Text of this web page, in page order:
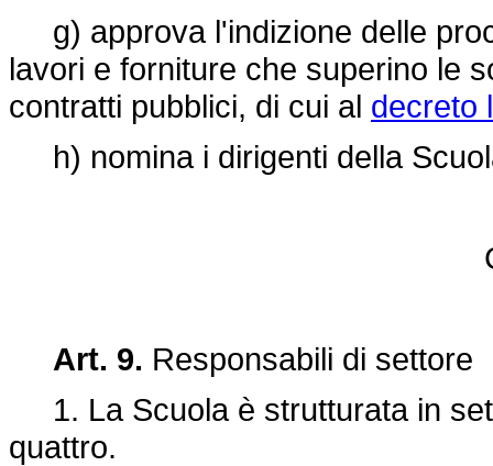
g) approva l'indizione delle
lavori e forniture che superino le
contratti pubblici, di cui al decreto
h) nomina i dirigenti della
Art. 9. Responsabili di settore
1. La Scuola è strutturata in
quattro.